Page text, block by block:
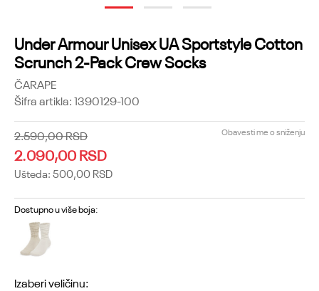
1 2 3
Under Armour Unisex UA Sportstyle Cotton
Scrunch 2-Pack Crew Socks
ČARAPE
Šifra artikla:1390129-100
2.590,00RSD
2.090,00RSD
Ušteda: 500,00 RSD
Obavesti me o sniženju
Dostupno u više boja:
Izaberi veličinu: